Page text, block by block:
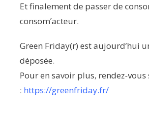
Et finalement de passer de
consom’acteur.
Green Friday(r) est aujourd’hui
déposée.
Pour en savoir plus, rendez-vous
: https://greenfriday.fr/